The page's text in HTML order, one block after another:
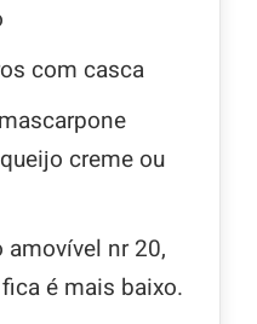
com casca
creme ou
nr 20,
é mais baixo.